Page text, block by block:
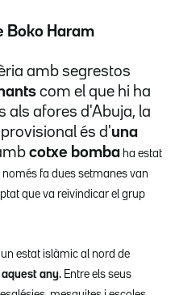
Boko Haram
amb segrestos
com el que hi ha
als afores d'Abuja, la
és d'una
cotxe bomba ha estat
només fa dues setmanes van
que va reivindicar el grup
estat islàmic al nord de
any. Entre els seus